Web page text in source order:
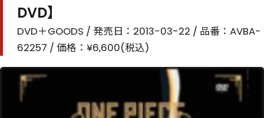
DVD】
DVD＋GOODS / 発売日：2013-03-22 / 品番：AVBA-
62257 / 価格：¥6,600(税込)